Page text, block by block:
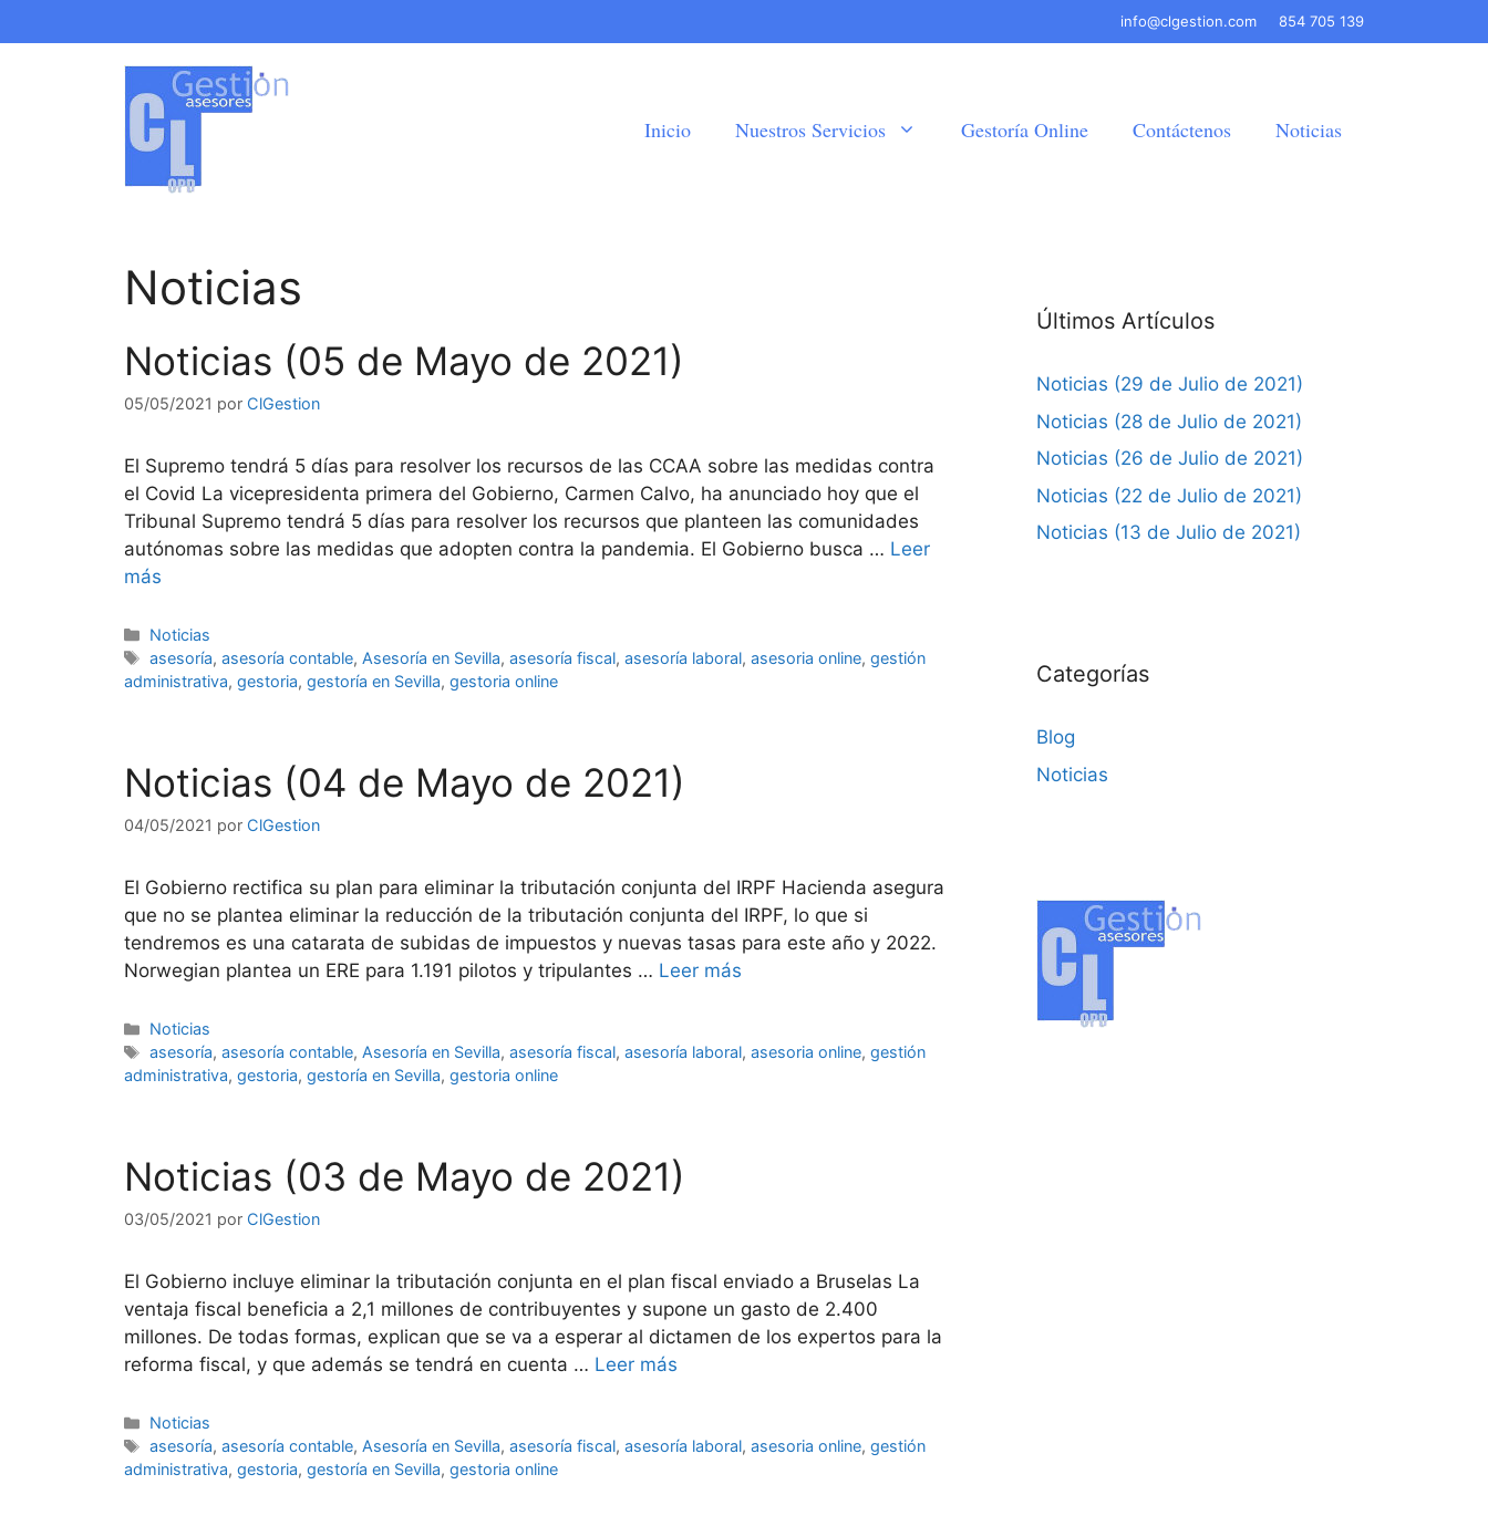
al
info@clgestion.com 854 705 139
Inicio Nuestros Servicios Gestoría Online Contáctenos Noticias
Noticias
Noticias (05 de Mayo de 2021)
05/05/2021 por ClGestion
El Supremo tendrá 5 días para resolver los recursos de las CCAA sobre las medidas contra
el Covid La vicepresidenta primera del Gobierno, Carmen Calvo, ha anunciado hoy que el
Tribunal Supremo tendrá 5 días para resolver los recursos que planteen las comunidades
autónomas sobre las medidas que adopten contra la pandemia. El Gobierno busca … Leer
más
Categorías
Noticias
Etiquetas
asesoría,asesoría contable, Asesoría en Sevilla,asesoría fiscal,asesoría laboral,asesoria online,gestión
administrativa, gestoria, gestoría en Sevilla, gestoria online
Noticias (04 de Mayo de 2021)
04/05/2021 por ClGestion
El Gobierno rectifica su plan para eliminar la tributación conjunta del IRPF Hacienda asegura
que no se plantea eliminar la reducción de la tributación conjunta del IRPF, lo que si
tendremos es una catarata de subidas de impuestos y nuevas tasas para este año y 2022.
Norwegian plantea un ERE para 1.191 pilotos y tripulantes … Leer más
Categorías
Noticias
Etiquetas
asesoría,asesoría contable, Asesoría en Sevilla,asesoría fiscal,asesoría laboral,asesoria online,gestión
administrativa, gestoria, gestoría en Sevilla, gestoria online
Noticias (03 de Mayo de 2021)
03/05/2021 por ClGestion
El Gobierno incluye eliminar la tributación conjunta en el plan fiscal enviado a Bruselas La
ventaja fiscal beneficia a 2,1 millones de contribuyentes y supone un gasto de 2.400
millones. De todas formas, explican que se va a esperar al dictamen de los expertos para la
reforma fiscal, y que además se tendrá en cuenta … Leer más
Categorías
Noticias
Etiquetas
asesoría,asesoría contable, Asesoría en Sevilla,asesoría fiscal,asesoría laboral,asesoria online,gestión
administrativa, gestoria, gestoría en Sevilla, gestoria online
Últimos Artículos
Noticias (29 de Julio de 2021)
Noticias (28 de Julio de 2021)
Noticias (26 de Julio de 2021)
Noticias (22 de Julio de 2021)
Noticias (13 de Julio de 2021)
Categorías
Blog
Noticias